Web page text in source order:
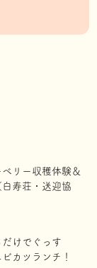
リー収穫体験＆
寿荘・送迎協
だけでぐっす
カツランチ！